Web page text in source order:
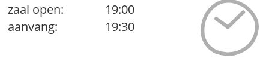
zaal open:
19:00
aanvang:
19:30